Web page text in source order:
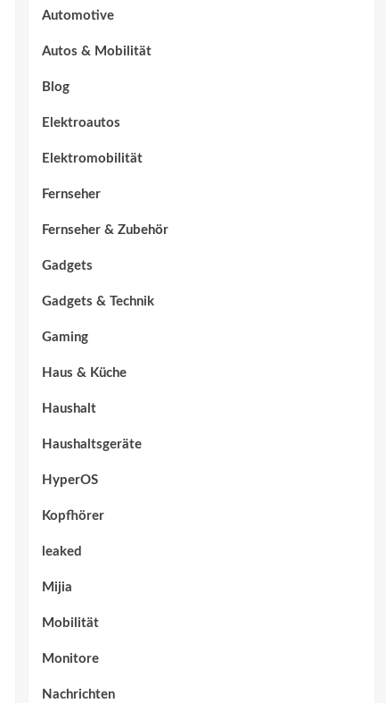
Automotive
Autos & Mobilität
Blog
Elektroautos
Elektromobilität
Fernseher
Fernseher & Zubehör
Gadgets
Gadgets & Technik
Gaming
Haus & Küche
Haushalt
Haushaltsgeräte
HyperOS
Kopfhörer
leaked
Mijia
Mobilität
Monitore
Nachrichten